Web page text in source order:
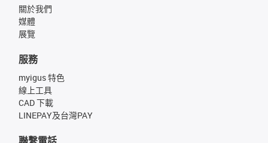
關於我們
媒體
展覽
服務
myigus 特色
線上工具
CAD 下載
LINEPAY及台灣PAY
聯繫電話